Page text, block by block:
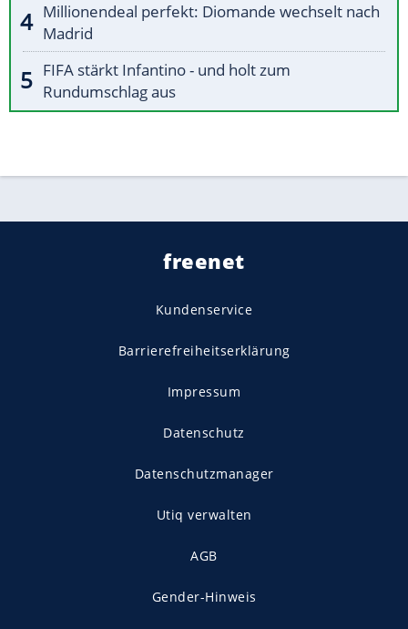
Millionendeal perfekt: Diomande wechselt nach
Madrid
FIFA stärkt Infantino - und holt zum
Rundumschlag aus
freenet
Kundenservice
Barrierefreiheitserklärung
Impressum
Datenschutz
Datenschutzmanager
Utiq verwalten
AGB
Gender-Hinweis